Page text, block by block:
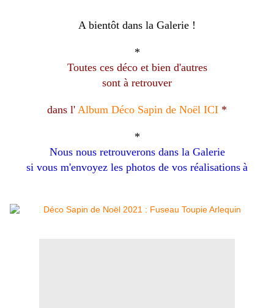
A bientôt dans la Galerie !
*
Toutes ces déco et bien d'autres
sont à retrouver
dans l' Album Déco Sapin de Noël ICI *
*
Nous nous retrouverons dans la Galerie
si vous m'envoyez les photos de vos réalisations à